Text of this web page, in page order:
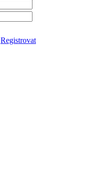
Registrovat